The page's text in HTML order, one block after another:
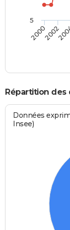
20002002
5
Répartition des
Données
Insee)